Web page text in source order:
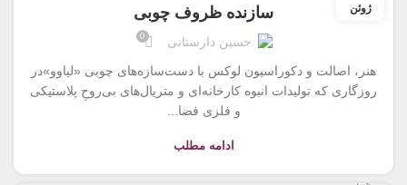
ژوئن سازنده ظروف چوبی
حسین دارستانی 0
هنر، اصالت و دکوراسیون لوکس با دست‌سازه‌های چوبی «لیاوو»در
روزگاری که تولیدات انبوه کارخانه‌ای و متریال‌های بی‌روحِ پلاستیکی
و فلزی فضا...
ادامه مطلب